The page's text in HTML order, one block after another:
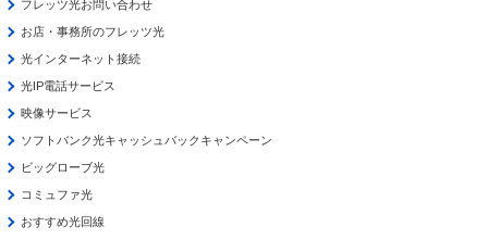
フレッツ光お問い合わせ
お店・事務所のフレッツ光
光インターネット接続
光IP電話サービス
映像サービス
ソフトバンク光キャッシュバックキャンペーン
ビッグローブ光
コミュファ光
おすすめ光回線